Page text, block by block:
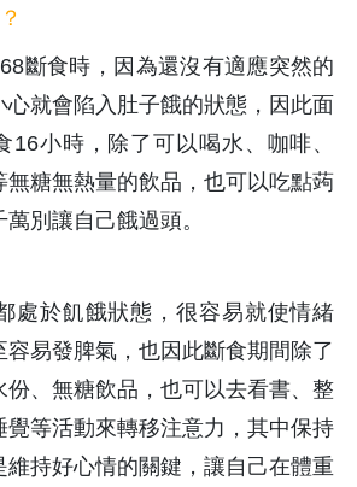
斷食時，因為還沒有適應突然的
心就會陷入肚子餓的狀態，因此面
16小時，除了可以喝水、咖啡、
無糖無熱量的飲品，也可以吃點蒟
別讓自己餓過頭。
處於飢餓狀態，很容易就使情緒
容易發脾氣，也因此斷食期間除了
份、無糖飲品，也可以去看書、整
覺等活動來轉移注意力，其中保持
維持好心情的關鍵，讓自己在體重